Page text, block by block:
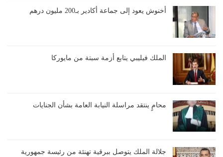
أخنوش يعود إلى جماعة أكادير بـ200 مليون درهم
الملك فيليبي يتابع أزمة سبتة من مايوركا
محامٍ ينتقد مراسلة النيابة العامة بشأن الجنايات
جلالة الملك يتوصل ببرقية تهنئة من رئيسة جمهورية